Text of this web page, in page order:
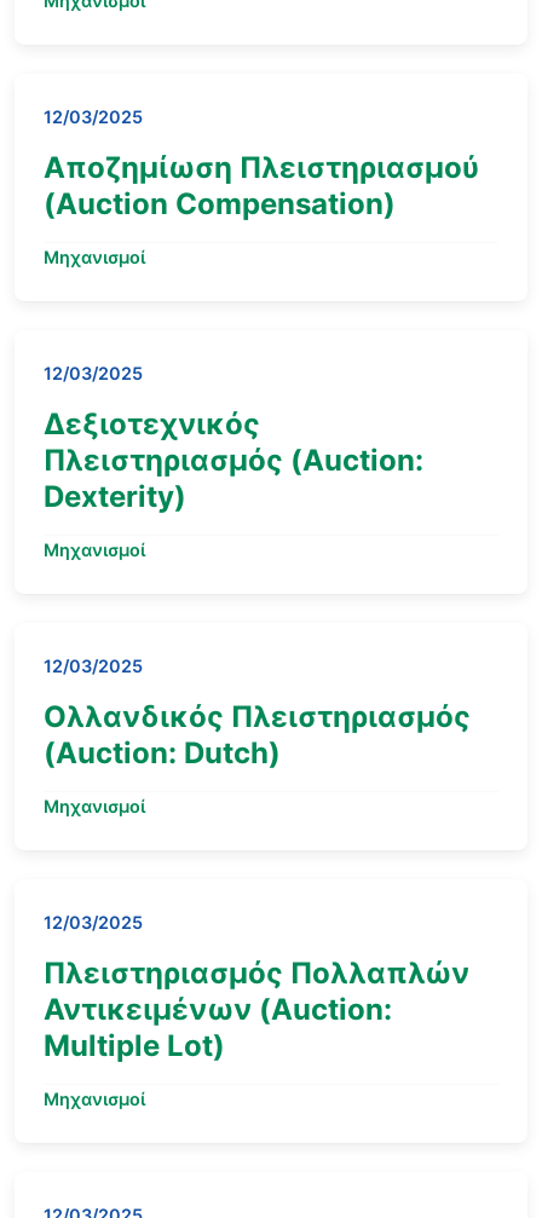
12/03/2025
Αποζημίωση Πλειστηριασμού
(Auction Compensation)
Μηχανισμοί
12/03/2025
Δεξιοτεχνικός
Πλειστηριασμός (Auction:
Dexterity)
Μηχανισμοί
12/03/2025
Ολλανδικός Πλειστηριασμός
(Auction: Dutch)
Μηχανισμοί
12/03/2025
Πλειστηριασμός Πολλαπλών
Αντικειμένων (Auction:
Multiple Lot)
Μηχανισμοί